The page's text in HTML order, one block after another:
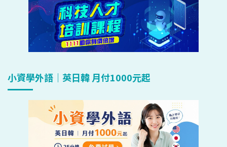
小資學外語｜英日韓 月付1000元起